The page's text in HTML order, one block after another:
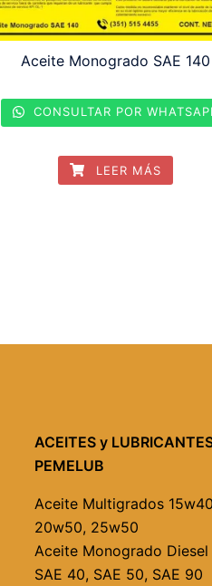
Aceite Monogrado SAE 140
CONSULTAR POR
LEER MÁS
ACEITES y
PEMELUB
Aceite Multigrados
20w50, 25w50
Aceite Monogrado Diesel
SAE 40, SAE 50, SAE 90